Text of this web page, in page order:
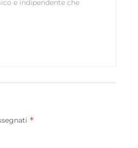
precisi, Riconoscere i
richieste attivamente.
e indipendente che
*